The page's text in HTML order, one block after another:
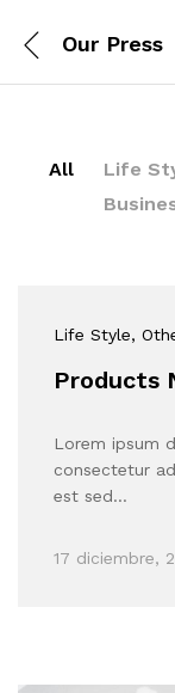
Our Press
All Life
Life Style,
Products
Lorem ipsum
consectetur
est sed…
17 diciembre,